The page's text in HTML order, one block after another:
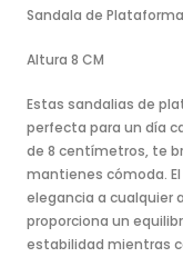
Sandala de
Altura 8 CM
Estas sandalias de
perfecta para un día
de 8 centímetros, te
mantienes cómoda.
elegancia a cualquier
proporciona un
estabilidad mientras